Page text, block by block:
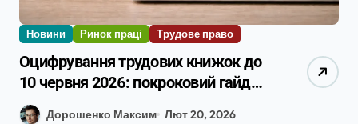
Новини Ринок праці Трудове право
Оцифрування трудових книжок до
10 червня 2026: покроковий гайд
для HR-менеджера
Дорошенко Максим Лют 20, 2026